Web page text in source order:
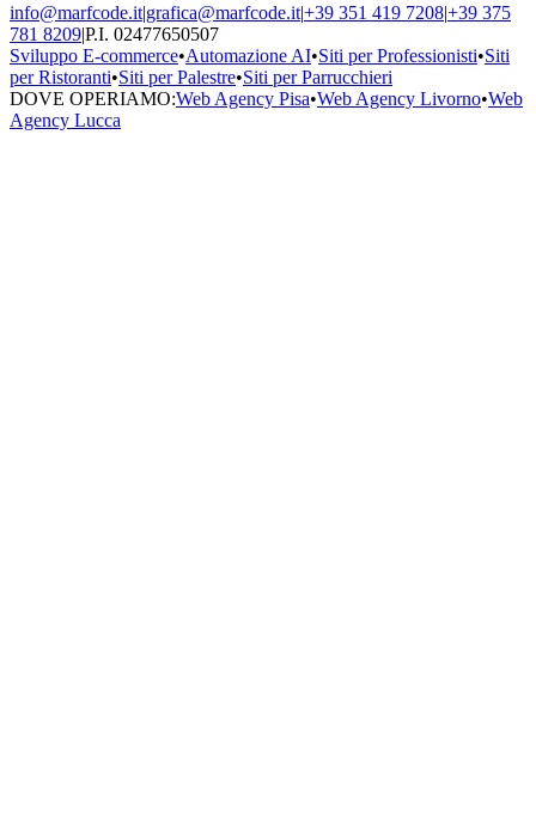
info@marfcode.it|grafica@marfcode.it|+39 351 419 7208|+39 375
781 8209|P.I. 02477650507
Sviluppo E-commerce•Automazione AI•Siti per Professionisti•Siti
per Ristoranti•Siti per Palestre•Siti per Parrucchieri
DOVE OPERIAMO:Web Agency Pisa•Web Agency Livorno•Web
Agency Lucca